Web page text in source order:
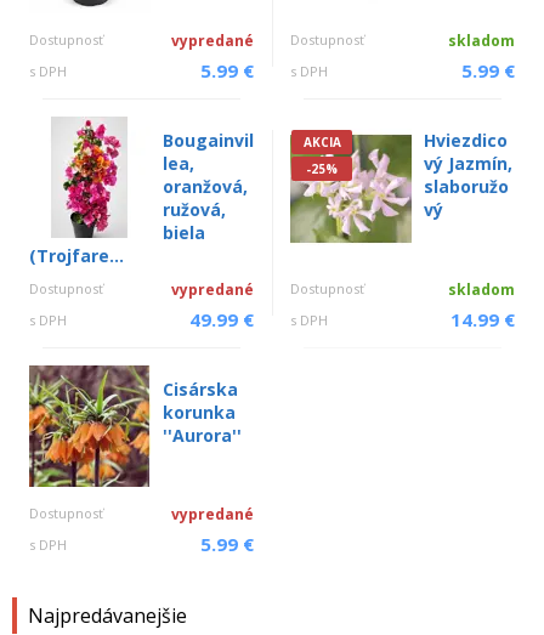
Dostupnosť vypredané
s DPH 5.99 €
Dostupnosť skladom
s DPH 5.99 €
Bougainvil
lea,
oranžová,
ružová,
biela
(Trojfare...
Dostupnosť vypredané
s DPH 49.99 €
AKCIA
-25%
Hviezdico
vý Jazmín,
slaboružo
vý
Dostupnosť skladom
s DPH 14.99 €
Cisárska
korunka
''Aurora''
Dostupnosť vypredané
s DPH 5.99 €
Najpredávanejšie